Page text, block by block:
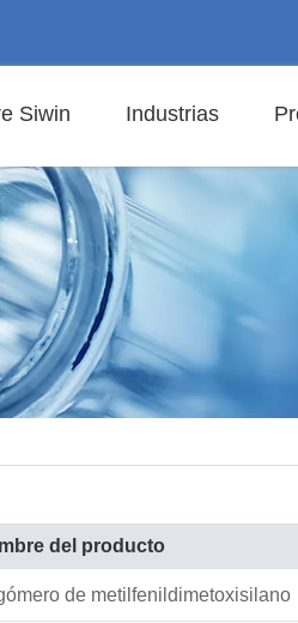
Siwin Industrias
del producto
de metilfenildimetoxisilano